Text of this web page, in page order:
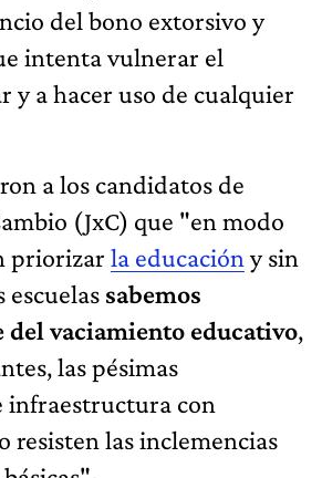
del bono extorsivo y
intenta vulnerar el
y a hacer uso de cualquier
a los candidatos de
(JxC) que "en modo
priorizar la educación y sin
escuelas sabemos
del vaciamiento educativo,
las pésimas
infraestructura con
resisten las inclemencias